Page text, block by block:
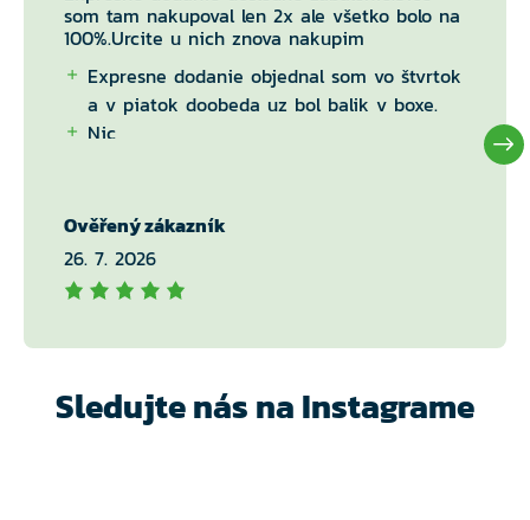
som tam nakupoval len 2x ale všetko bolo na
100%.Urcite u nich znova nakupim
Expresne dodanie objednal som vo štvrtok
a v piatok doobeda uz bol balik v boxe.
Nic
Ověřený zákazník
26. 7. 2026
Sledujte nás na Instagrame